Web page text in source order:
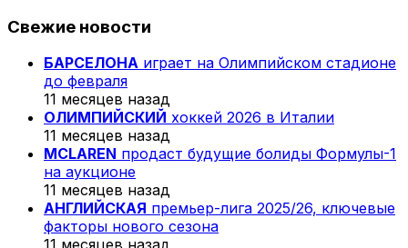
Свежие новости
БАРСЕЛОНА играет на Олимпийском стадионе
до февраля
11 месяцев назад
ОЛИМПИЙСКИЙ хоккей 2026 в Италии
11 месяцев назад
MCLAREN продаст будущие болиды Формулы-1
на аукционе
11 месяцев назад
АНГЛИЙСКАЯ премьер-лига 2025/26, ключевые
факторы нового сезона